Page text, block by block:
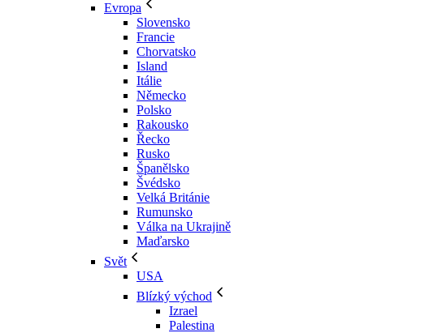
Evropa
Slovensko
Francie
Chorvatsko
Island
Itálie
Německo
Polsko
Rakousko
Řecko
Rusko
Španělsko
Švédsko
Velká Británie
Rumunsko
Válka na Ukrajině
Maďarsko
Svět
USA
Blízký východ
Izrael
Palestina